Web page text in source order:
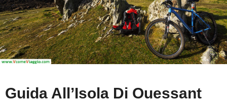
Guida All’Isola Di Ouessant